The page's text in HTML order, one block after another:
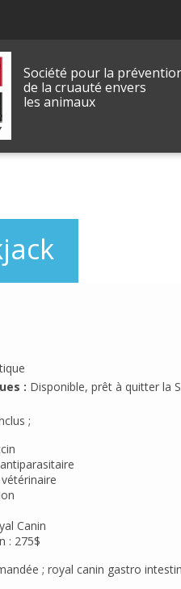
Société pour la
de la cruauté envers
les animaux
: Disponible, prêt à quitter la
;
Canin
: 275$
; royal canin gastro